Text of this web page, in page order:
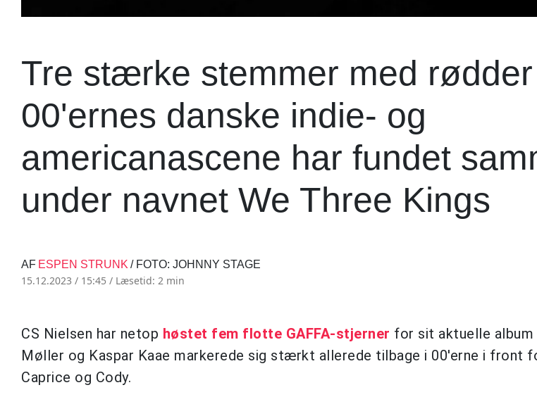
Tre stærke stemmer med
00'ernes danske indie- og
americanascene har fundet
under navnet We Three Kings
AF ESPEN STRUNK / FOTO: JOHNNY STAGE
15.12.2023 / 15:45 / Læsetid: 2 min
CS Nielsen har netop høstet fem flotte GAFFA-stjerner for sit aktuelle album
Møller og Kaspar Kaae markerede sig stærkt allerede tilbage i 00'erne i front
Caprice og Cody.